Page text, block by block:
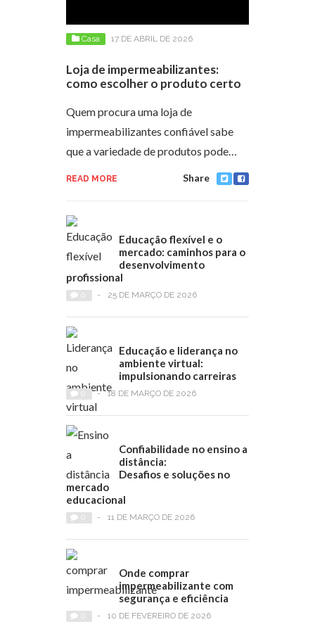
Casa 17 DE ABRIL DE 2026
Loja de impermeabilizantes:
como escolher o produto certo
Quem procura uma loja de
impermeabilizantes confiável sabe
que a variedade de produtos pode…
READ MORE Share
Educação flexível e o
mercado: caminhos para o
desenvolvimento
profissional
- 25 DE MARÇO DE 2026
Educação e liderança no
ambiente virtual:
impulsionando carreiras
- 18 DE MARÇO DE 2026
Confiabilidade no ensino a
distância:
Desafios e soluções no
mercado
educacional
- 11 DE MARÇO DE 2026
Onde comprar
impermeabilizante com
segurança e eficiência
- 10 DE FEVEREIRO DE 2026